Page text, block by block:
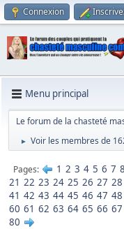
Connexion
Menu principal
Le forum de la chasteté
► Voir les membres de
Pages 1 2 3 4 5 6 7 8
21 22 23 24 25 26 27 28
41 42 43 44 45 46 47 48
60 61 62 63 64 65 66 67
80